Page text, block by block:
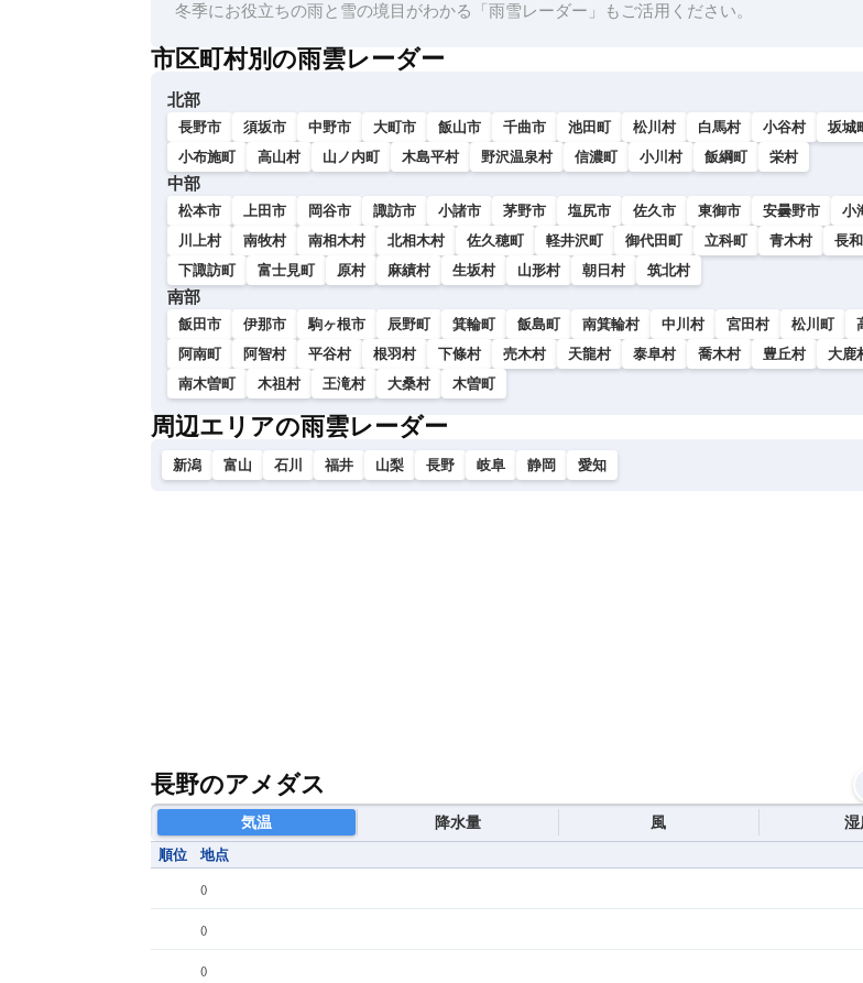
冬季にお役立ちの雨と雪の境目がわかる「雨雪レーダー」もご活用ください。
市区町村別の雨雲レーダー
北部
長野市 須坂市 中野市 大町市 飯山市 千曲市 池田町 松川村 白馬村 小谷村
坂城
小布施町
高山村 山ノ内町 木島平村 野沢温泉村 信濃町 小川村 飯綱町 栄村
中部
松本市 上田市 岡谷市 諏訪市 小諸市 茅野市 塩尻市 佐久市 東御市 安曇野市
小
川上村
南牧村 南相木村 北相木村 佐久穂町 軽井沢町 御代田町 立科町 青木村
長
下諏訪町
富士見町 原村 麻績村 生坂村 山形村 朝日村 筑北村
南部
飯田市 伊那市 駒ヶ根市 辰野町 箕輪町 飯島町 南箕輪村 中川村 宮田村 松川町
阿南町
阿智村 平谷村 根羽村 下條村 売木村 天龍村 泰阜村 喬木村 豊丘村 大鹿
南木曽町
木祖村 王滝村 大桑村 木曽町
周辺エリアの雨雲レーダー
新潟 富山 石川 福井 山梨 長野 岐阜 静岡 愛知
長野のアメダス
気温 降水量 風 湿
順位 地点
()
()
()